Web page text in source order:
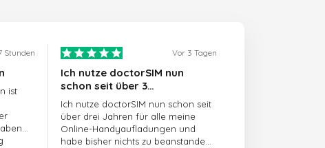
Stunden
ist
Vor 3 Tagen
Ich nutze doctorSIM nun
schon seit über 3…
Ich nutze doctorSIM nun schon seit
über drei Jahren für alle meine
Online-Handyaufladungen und
habe bisher nichts zu beanstanden!!